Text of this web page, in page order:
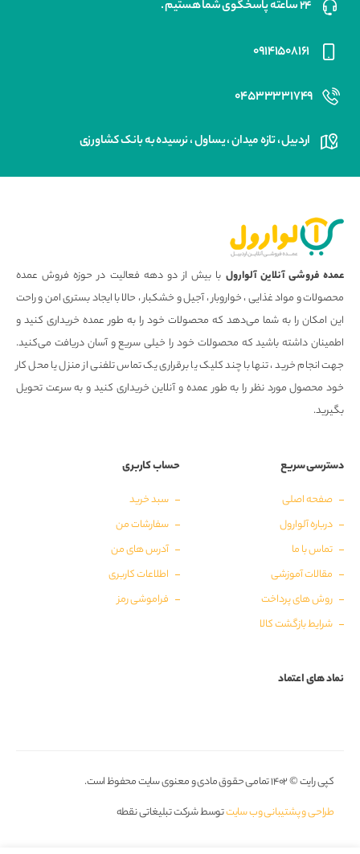
۲۴ ساعته پاسخگوی شما هستیم .
۰۹۱۴۱۵۰۸۱۶۱
۰۴۵۳۳۳۳۱۷۴۹
اردبیل ، تازه میدان ، یساول ، نرسیده به بانک کشاورزی
عمده فروشی آنلاین آلوارول با بیش از دو دهه فعالیت در حوزه فروش عمده
محصولات و مواد غذایی ، خواروبار ، آجیل و خشکبار ، حالا با ایجاد بستری امن و راحت
این امکان را به شما می‌دهد که محصولات خود را به طور عمده خریداری کنید و
اطمینان داشته باشید که محصولات خود را خیلی سریع و آسان دریافت می‌کنید.
جهت انجام خرید ، تنها با چند کلیک یا برقراری یک تماس تلفنی از منزل یا محل کار
خود محصول مورد نظر را به طور عمده و آنلاین خریداری کنید و به سرعت تحویل
بگیرید.
دسترسی سریع
صفحه اصلی
درباره آلوارول
تماس با ما
مقالات آموزشی
روش های پرداخت
شرایط بازگشت کالا
حساب کاربری
سبد خرید
سفارشات من
آدرس های من
اطلاعات کاربری
فراموشی رمز
نماد های اعتماد
کپی رایت © ۱۴۰۲ تمامی حقوق مادی و معنوی سایت محفوظ است.
طراحی و پشتیبانی وب سایتتوسط شرکت تبلیغاتی نقطه